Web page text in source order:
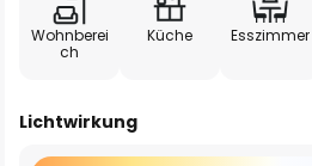
Wohnberei
ch
Küche Esszimmer
Lichtwirkung